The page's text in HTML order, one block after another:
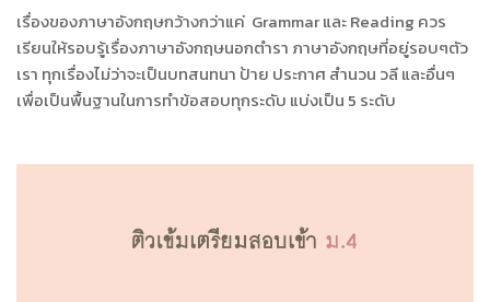
เรื่องของภาษาอังกฤษกว้างกว่าแค่ Grammar และ Reading ควร
เรียนให้รอบรู้เรื่องภาษาอังกฤษนอกตำรา ภาษาอังกฤษที่อยู่รอบๆตัว
เรา ทุกเรื่องไม่ว่าจะเป็นบทสนทนา ป้าย ประกาศ สำนวน วลี และอื่นๆ
เพื่อเป็นพื้นฐานในการทำข้อสอบทุกระดับ แบ่งเป็น 5 ระดับ